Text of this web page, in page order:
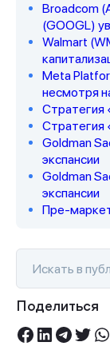
Broadcom
(GOOGL)
Walmart
Meta
несмотря
Стратегия
Стратегия
Goldman
экспансии
Goldman
экспансии
Пре-
Поделиться
Наши